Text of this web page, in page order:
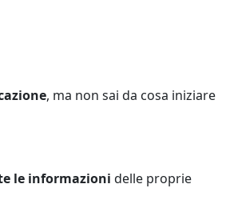
, ma non sai da cosa iniziare
le informazioni delle proprie